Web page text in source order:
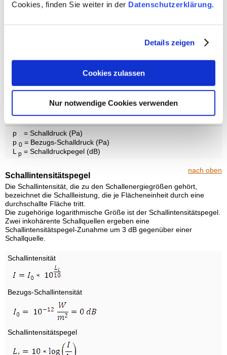
Cookies, finden Sie weiter in der Datenschutzerklärung.
Details zeigen
Cookies zulassen
Nur notwendige Cookies verwenden
Schalldruck
p
= Schalldruck (Pa)
p 0 = Bezugs-Schalldruck (Pa)
L p = Schalldruckpegel (dB)
nach oben
Schallintensitätspegel
Die Schallintensität, die zu den Schallenergiegrößen gehört,
bezeichnet die Schallleistung, die je Flächeneinheit durch eine
durchschallte Fläche tritt.
Die zugehörige logarithmische Größe ist der Schallintensitätspegel.
Zwei inkohärente Schallquellen ergeben eine
Schallintensitätspegel-Zunahme um 3 dB gegenüber einer
Schallquelle.
Schallintensität
Bezugs-Schallintensität
Schallintensitätspegel